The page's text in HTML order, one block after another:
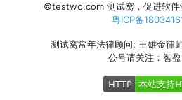
©testwo.com 测试窝，促进软件
粤ICP备
测试窝常年法律顾问: 王雄金律
公号请关注：智盈